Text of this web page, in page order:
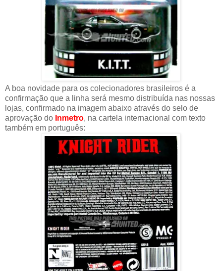
A boa novidade para os colecionadores brasileiros é a
confirmação que a linha será mesmo distribuída nas nossas
lojas, confirmado na imagem abaixo através do selo de
aprovação do Inmetro, na cartela internacional com texto
também em português: